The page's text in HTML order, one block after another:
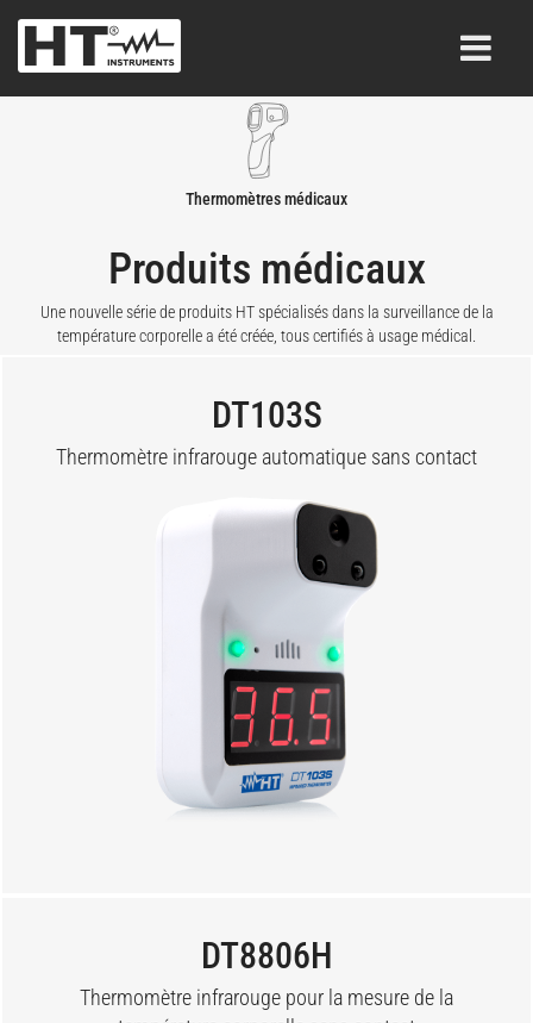
Thermomètres médicaux
Produits médicaux
Une nouvelle série de produits HT spécialisés dans la surveillance de la
température corporelle a été créée, tous certifiés à usage médical.
DT103S
Thermomètre infrarouge automatique sans contact
DT8806H
Thermomètre infrarouge pour la mesure de la